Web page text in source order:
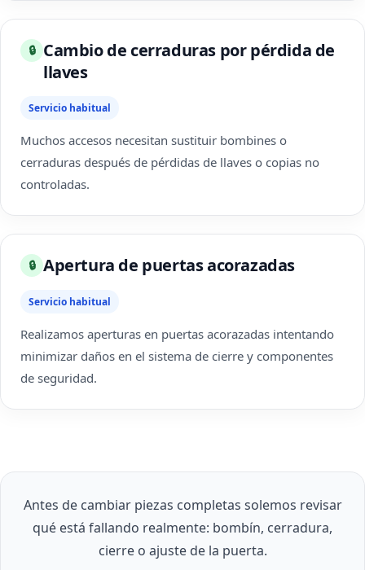
🔒 Cambio de cerraduras por pérdida de
llaves
Servicio habitual
Muchos accesos necesitan sustituir bombines o
cerraduras después de pérdidas de llaves o copias no
controladas.
🔒 Apertura de puertas acorazadas
Servicio habitual
Realizamos aperturas en puertas acorazadas intentando
minimizar daños en el sistema de cierre y componentes
de seguridad.
Antes de cambiar piezas completas solemos revisar
qué está fallando realmente: bombín, cerradura,
cierre o ajuste de la puerta.